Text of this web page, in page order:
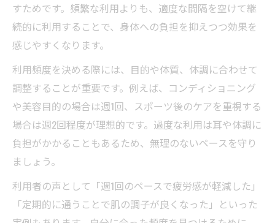
すためです。頻繁な利用よりも、適度な間隔を空けて継
続的に利用することで、身体への負担を抑えつつ効果を
感じやすくなります。
利用頻度を決める際には、目的や体質、体調に合わせて
調整することが重要です。例えば、コンディショニング
や美容目的の場合は週1回、スポーツ後のケアを重視する
場合は週2回程度が理想的です。過度な利用は耳や体調に
負担がかかることもあるため、無理のないペースを守り
ましょう。
利用者の声として「週1回のペースで疲労感が軽減した」
「定期的に通うことで肌の調子が良くなった」といった